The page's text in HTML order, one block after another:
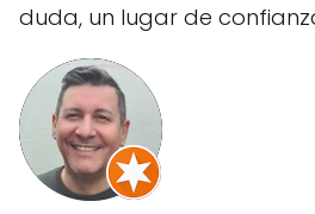
duda, un lugar de